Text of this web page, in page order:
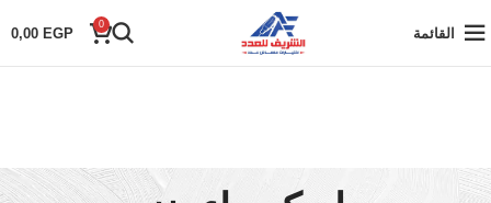
القائمة
0
0,00 EGP